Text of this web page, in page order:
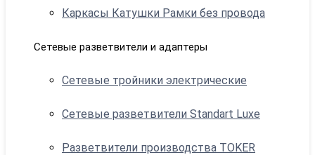
Каркасы Катушки Рамки без провода
Сетевые разветвители и адаптеры
Сетевые тройники электрические
Сетевые разветвители Standart Luxe
Разветвители производства TOKER